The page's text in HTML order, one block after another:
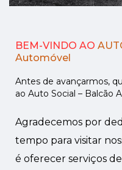
BEM-VINDO AO
Automóvel
Antes de avançarmos,
ao Auto Social – Balcão
Agradecemos por
tempo para visitar
é oferecer serviços